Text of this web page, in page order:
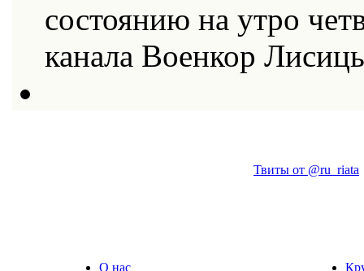
состоянию на утро
канала Военкор
Твиты от @ru_riata
О нас